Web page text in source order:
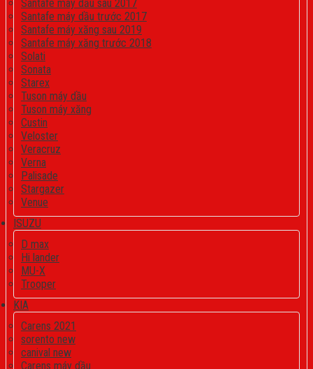
Santafe máy dầu sau 2017
Santafe máy dầu trước 2017
Santafe máy xăng sau 2019
Santafe máy xăng trước 2018
Solati
Sonata
Starex
Tuson máy dầu
Tuson máy xăng
Custin
Veloster
Veracruz
Verna
Palisade
Stargazer
Venue
ISUZU
D max
Hi lander
MU-X
Trooper
KIA
Carens 2021
sorento new
canival new
Carens máy dầu